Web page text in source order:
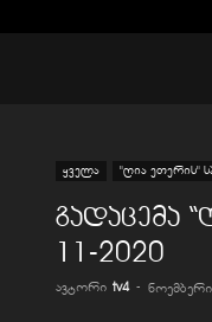
ყველა "ღია ეთერის"
გადაცემა
11-2020
ავტორი tv4 - ნოემბერი